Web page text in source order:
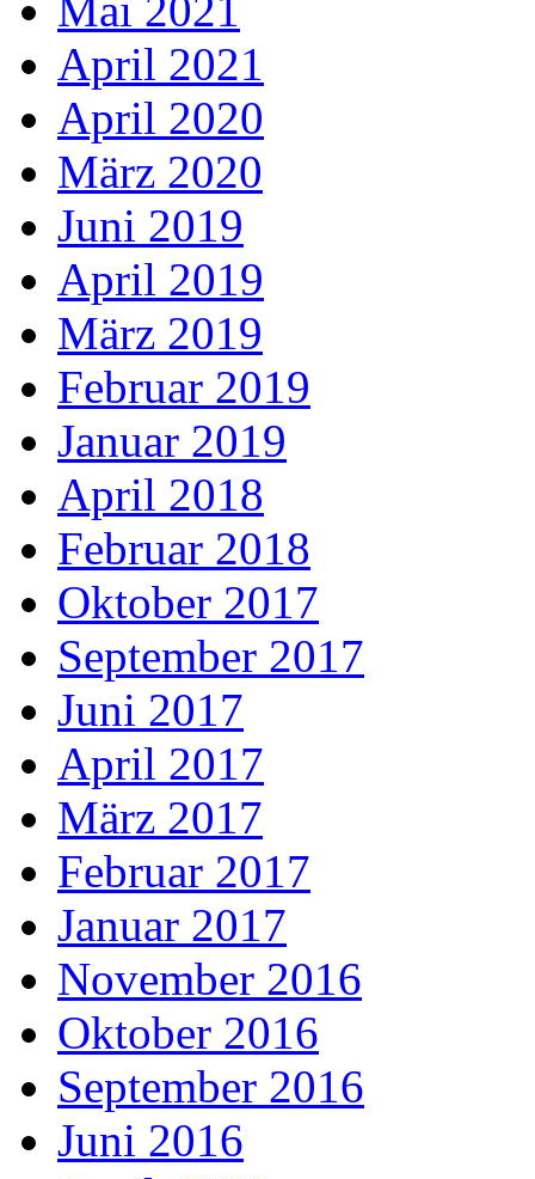
April 2021
April 2020
März 2020
Juni 2019
April 2019
März 2019
Februar 2019
Januar 2019
April 2018
Februar 2018
Oktober 2017
September 2017
Juni 2017
April 2017
März 2017
Februar 2017
Januar 2017
November 2016
Oktober 2016
September 2016
Juni 2016